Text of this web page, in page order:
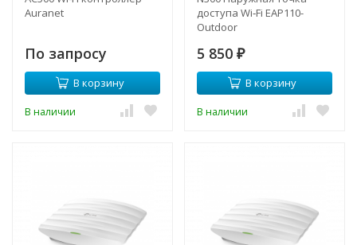
Auranet
По запросу
В корзину
В наличии
доступа Wi‑Fi EAP110-
Outdoor
5 850 ₽
В корзину
В наличии